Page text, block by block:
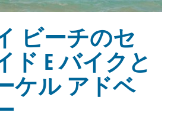
ビーチのセ
ド E バイクと
ケル アドベ